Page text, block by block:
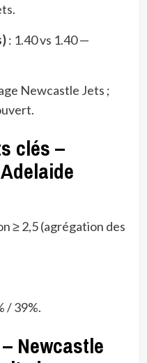
: 1.40 vs 1.40 —
Newcastle Jets ;
clés –
≥ 2,5 (agrégation des
/ 39%.
Newcastle